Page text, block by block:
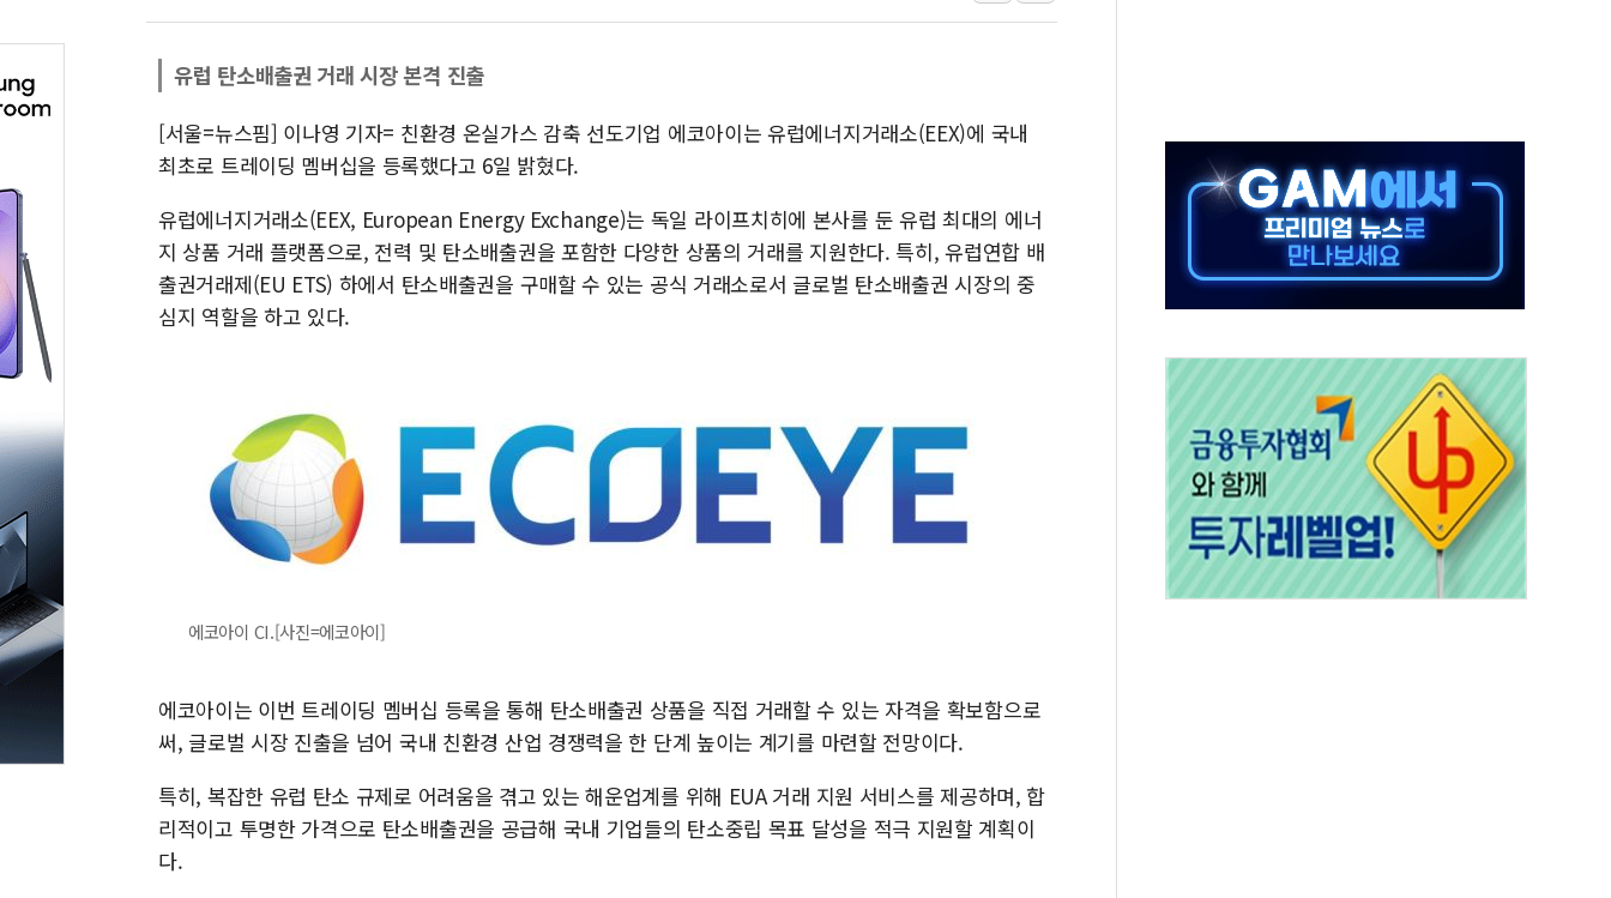
동원파츠, 코스닥 상장예비심사 신청
한국첨단소재 "퀀텀AI솔루션, 양자검증 플랫폼 국제 벤치마크 등재"
현대백화점, 콘진원과 K패션 브랜드 해외 팝업 지원
유럽 탄소배출권 거래 시장 본격 진출
[서울=뉴스핌] 이나영 기자= 친환경 온실가스 감축 선도기업 에코아이는 유럽에너지거래소(EEX)에 국내
최초로 트레이딩 멤버십을 등록했다고 6일 밝혔다.
유럽에너지거래소(EEX, European Energy Exchange)는 독일 라이프치히에 본사를 둔 유럽 최대의 에너
지 상품 거래 플랫폼으로, 전력 및 탄소배출권을 포함한 다양한 상품의 거래를 지원한다. 특히, 유럽연합 배
출권거래제(EU ETS) 하에서 탄소배출권을 구매할 수 있는 공식 거래소로서 글로벌 탄소배출권 시장의 중
심지 역할을 하고 있다.
에코아이 CI.[사진=에코아이]
에코아이는 이번 트레이딩 멤버십 등록을 통해 탄소배출권 상품을 직접 거래할 수 있는 자격을 확보함으로
써, 글로벌 시장 진출을 넘어 국내 친환경 산업 경쟁력을 한 단계 높이는 계기를 마련할 전망이다.
특히, 복잡한 유럽 탄소 규제로 어려움을 겪고 있는 해운업계를 위해 EUA 거래 지원 서비스를 제공하며, 합
리적이고 투명한 가격으로 탄소배출권을 공급해 국내 기업들의 탄소중립 목표 달성을 적극 지원할 계획이
다.